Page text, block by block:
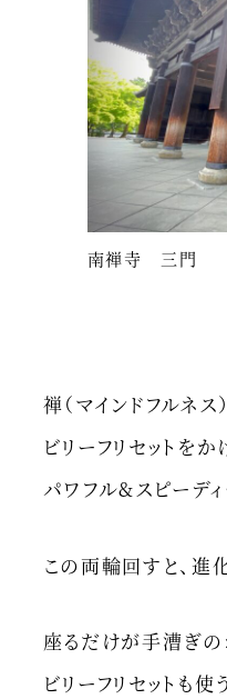
南禅寺 三門
禅（マインドフルネス
ビリーフリセットを
パワフル&スピーデ
この両輪回すと、進
座るだけが手漕ぎの
ビリーフリセットも使